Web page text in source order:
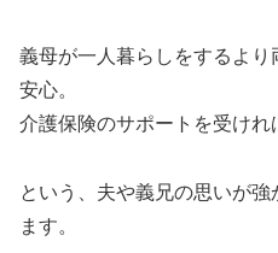
義母が一人暮らしをするよ
安心。
介護保険のサポートを受けれ
という、夫や義兄の思いが
ます。